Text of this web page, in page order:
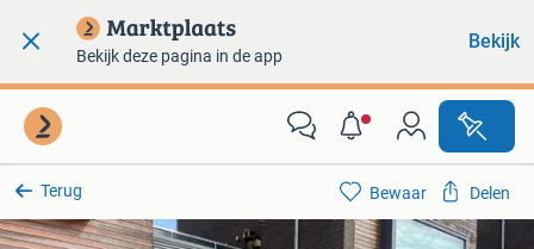
Bekijk deze pagina in de app
Bekijk
Terug Bewaar Delen